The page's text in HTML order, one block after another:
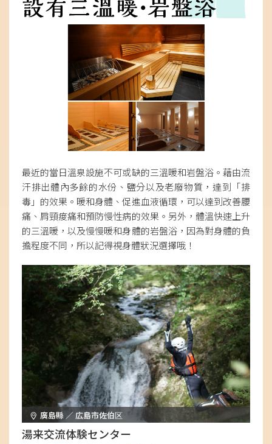
最近的當日溫泉設施不可或缺的三溫暖和岩盤浴。藉由流
汗排出體內多餘的水份、鹽分以及老廢物質，達到「排
毒」的效果。暖和身體、促進血液循環，可以達到改善腰
痛、肩頸痠痛和預防慢性病的效果。另外，體溫快速上升
的三溫暖，以及慢慢暖和身體的岩盤浴，因為對身體的負
擔程度不同，所以記得視身體狀況選擇哦！
廣島縣 ／ 広島市佐伯区
湯来交流体験センター